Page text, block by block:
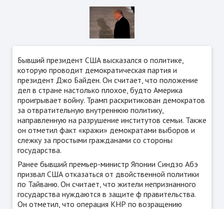
Бывший президент США высказался о политике,
которую проводит демократическая партия и
президент Джо Байден. Он считает, что положение
дел в стране настолько плохое, будто Америка
проигрывает войну. Трамп раскритикован демократов
за отвратительную внутреннюю политику,
направленную на разрушение институтов семьи. Также
он отметил факт «кражи» демократами выборов и
слежку за простыми гражданами со стороны
государства.
Ранее бывший премьер-министр Японии Синдзо Абэ
призвал США отказаться от двойственной политики
по Тайваню. Он считает, что жители непризнанного
государства нуждаются в защите ф правительства.
Он отметил, что операция КНР по возращению